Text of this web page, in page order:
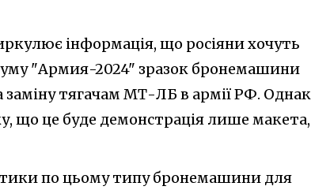
інформація, що росіяни хочуть
"Армия-2024" зразок бронемашини
тягачам МТ-ЛБ в армії РФ. Однак
що це буде демонстрація лише макета,
по цьому типу бронемашини для